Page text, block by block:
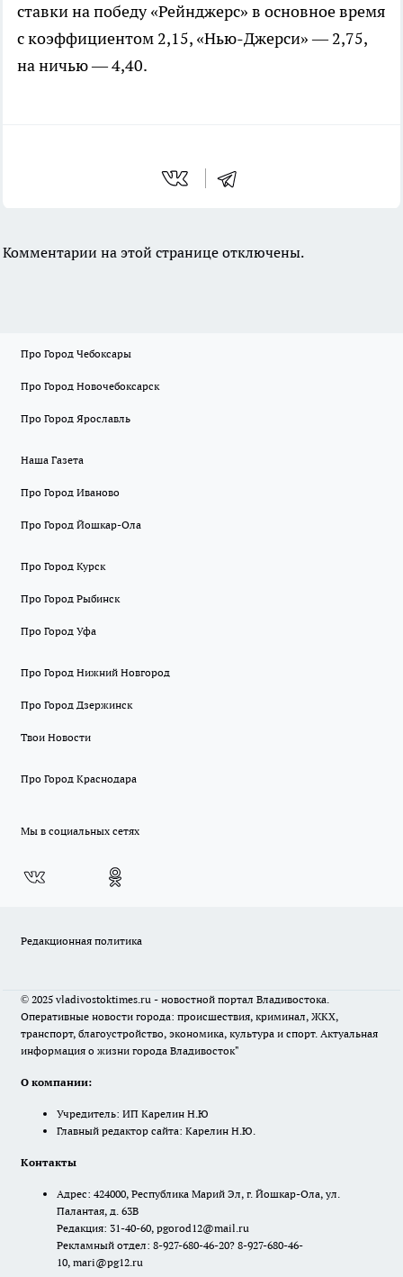
ставки на победу «Рейнджерс» в основное время
с коэффициентом 2,15, «Нью-Джерси» — 2,75,
на ничью — 4,40.
Комментарии на этой странице отключены.
Про Город Чебоксары
Про Город Новочебоксарск
Про Город Ярославль
Наша Газета
Про Город Иваново
Про Город Йошкар-Ола
Про Город Курск
Про Город Рыбинск
Про Город Уфа
Про Город Нижний Новгород
Про Город Дзержинск
Твои Новости
Про Город Краснодара
Мы в социальных сетях
Редакционная политика
© 2025 vladivostoktimes.ru - новостной портал Владивостока.
Оперативные новости города: происшествия, криминал, ЖКХ,
транспорт, благоустройство, экономика, культура и спорт. Актуальная
информация о жизни города Владивосток"
О компании:
Учредитель: ИП Карелин Н.Ю
Главный редактор сайта: Карелин Н.Ю.
Контакты
Адрес: 424000, Республика Марий Эл, г. Йошкар-Ола, ул.
Палантая, д. 63В
Редакция: 31-40-60, pgorod12@mail.ru
Рекламный отдел: 8-927-680-46-20? 8-927-680-46-
10, mari@pg12.ru